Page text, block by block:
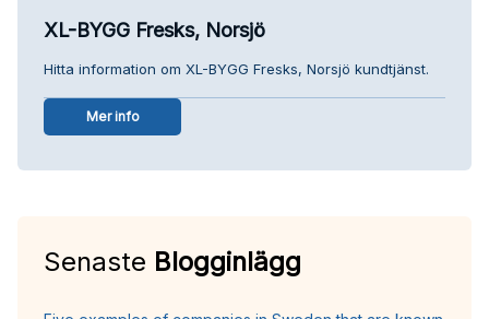
XL-BYGG Fresks, Norsjö
Hitta information om XL-BYGG Fresks, Norsjö kundtjänst.
Mer info
Senaste Blogginlägg